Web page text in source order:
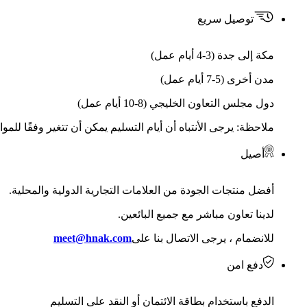
توصيل سريع
مكة إلى جدة (3-4 أيام عمل)
مدن أخرى (5-7 أيام عمل)
دول مجلس التعاون الخليجي (8-10 أيام عمل)
ملاحظة: يرجى الأنتباه أن أيام التسليم يمكن أن تتغير وفقًا
أصيل
أفضل منتجات الجودة من العلامات التجارية الدولية والمحلية.
لدينا تعاون مباشر مع جميع البائعين.
للانضمام ، يرجى الاتصال بنا علىmeet@hnak.com
دفع امن
الدفع باستخدام بطاقة الائتمان أو النقد على التسليم